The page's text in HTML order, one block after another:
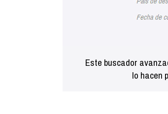
Este buscador
lo hacen